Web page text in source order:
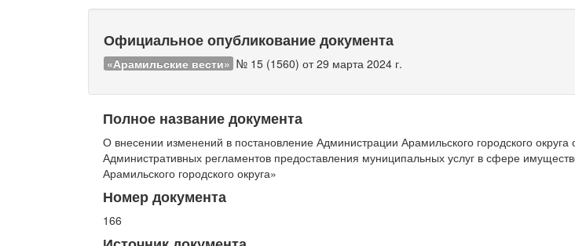
Официальное опубликование документа
«Арамильские вести» № 15 (1560) от 29 марта 2024 г.
Полное название документа
О внесении изменений в постановление Администрации Арамильского городского
Административных регламентов предоставления муниципальных услуг в сфере
Арамильского городского округа»
Номер документа
166